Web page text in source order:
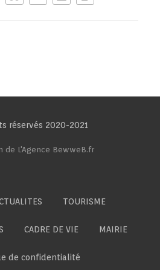
réservés 2020-2021
de L'Agence BewweB.fr
TOURISME
CADRE DE VIE MAIRIE
de confidentialité